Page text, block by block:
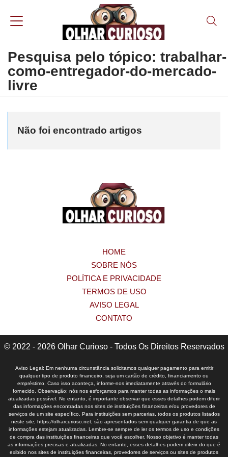
Pesquisa pelo tópico: trabalhar-
como-entregador-do-mercado-
livre
Não foi encontrado artigos
HOME
SOBRE NÓS
POLÍTICA E PRIVACIDADE
TERMOS DE USO
AVISO LEGAL
CONTATO
© 2022 - 2026 Olhar Curioso - Todos Os Direitos Reservados
Aviso Legal: Em nenhuma circunstância solicitamos qualquer pagamento para emitir
qualquer tipo de produto financeiro, seja um cartão de crédito, financiamento ou
empréstimo. Caso isso aconteça, informe-nos imediatamente através do formulário
fornecido. Observação: nós nos esforçamos para manter todas as informações o mais
atualizadas possível. No entanto, é importante observar que esses detalhes podem diferir
das informações encontradas nos sites de instituições financeiras e/ou provedores de
serviços de um site específico. Para instituições sem parcerias, todos os produtos listados
neste site, https://olharcurioso.net, são apresentados sem qualquer garantia de que as
informações estejam atualizadas. Lembre-se sempre de ler os termos de uso e condições
de compra das instituições financeiras que você escolher. Nosso objetivo é manter todas
as informações precisas e atualizadas. No entanto, esses detalhes podem diferir do que é
exibido nos sites de instituições financeiras, provedores de serviços ou sites de produtos